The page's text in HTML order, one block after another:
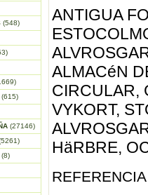
(548)
(615)
(27146)
(8)
ANTIGUA
ALMACéN
CIRCULAR,
VYKORT,
HäRBRE,